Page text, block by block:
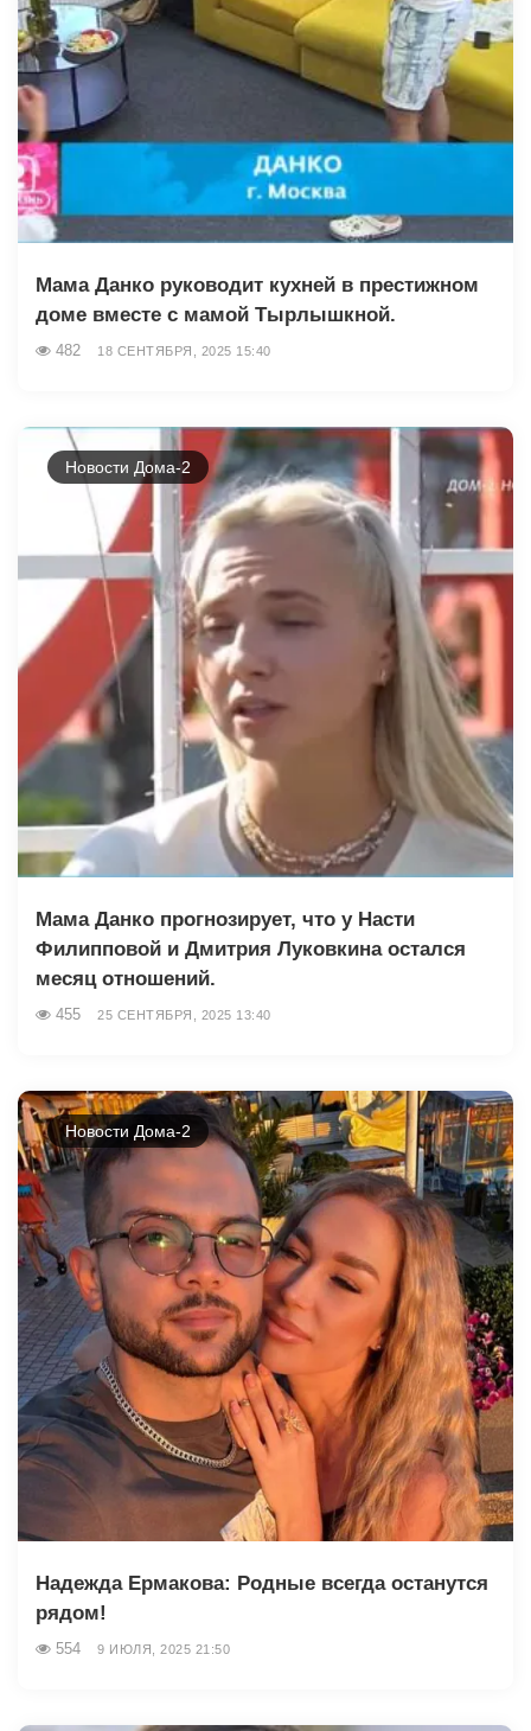
Мама Данко руководит кухней в престижном
доме вместе с мамой Тырлышкной.
482 18 СЕНТЯБРЯ, 2025 15:40
Новости Дома-2
Мама Данко прогнозирует, что у Насти
Филипповой и Дмитрия Луковкина остался
месяц отношений.
455 25 СЕНТЯБРЯ, 2025 13:40
Новости Дома-2
Надежда Ермакова: Родные всегда останутся
рядом!
554 9 ИЮЛЯ, 2025 21:50